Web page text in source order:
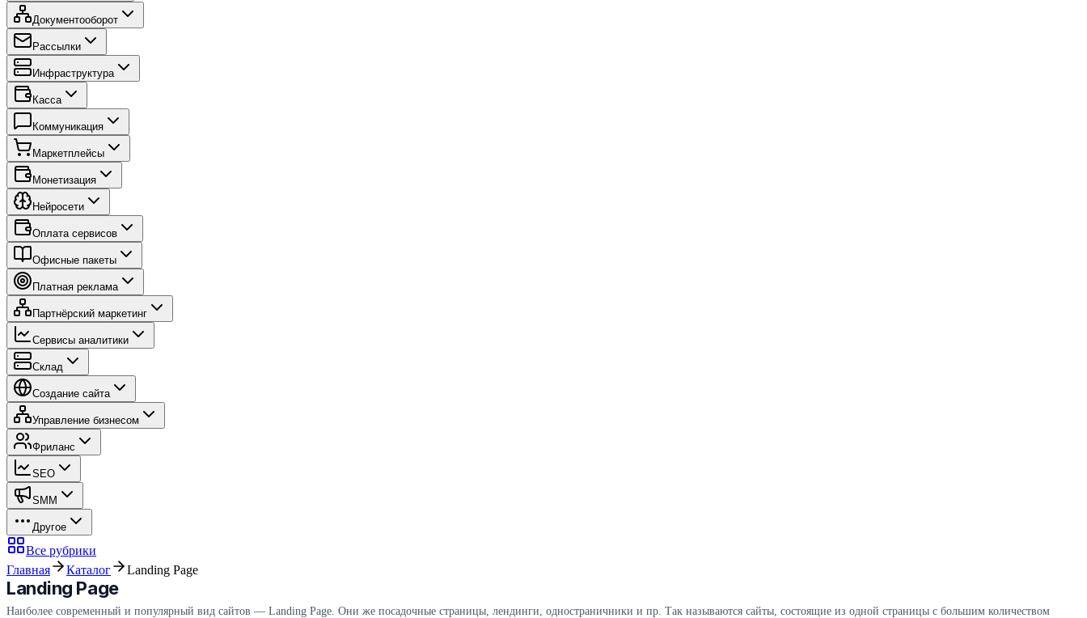
Документооборот
Рассылки
Инфраструктура
Касса
Коммуникация
Маркетплейсы
Монетизация
Нейросети
Оплата сервисов
Офисные пакеты
Платная реклама
Партнёрский маркетинг
Сервисы аналитики
Склад
Создание сайта
Управление бизнесом
Фриланс
SEO
SMM
Другое
Все рубрики
Главная
Каталог Landing Page
Landing Page
Наиболее современный и популярный вид сайтов — Landing Page. Они же посадочные страницы, лендинги, одностраничники и пр. Так называются сайты, состоящие из одной страницы с большим количеством